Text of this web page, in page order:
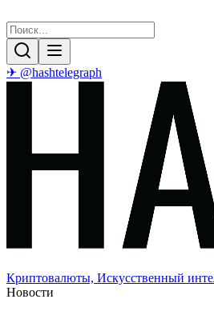
✈ @hashtelegraph
Криптовалюты, Искусственный
Новости